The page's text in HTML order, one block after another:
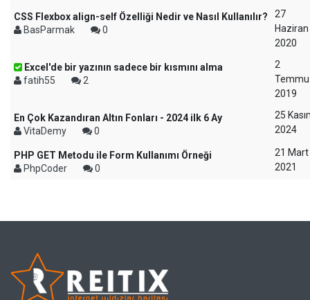
CSS Flexbox align-self Özelliği Nedir ve Nasıl Kullanılır?
BasParmak
0
27
Haziran
2020
Excel'de bir yazının sadece bir kısmını alma
fatih55
2
2
2019
En Çok Kazandıran Altın Fonları - 2024 ilk 6 Ay
VitaDemy
0
25
2024
PHP GET Metodu ile Form Kullanımı Örneği
PhpCoder
0
21 Mart
2021